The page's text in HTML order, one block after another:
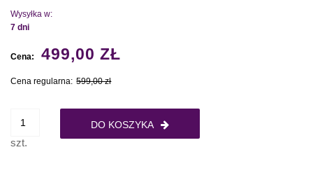
Wysyłka w:
7 dni
Cena: 499,00 ZŁ
Cena regularna: 599,00 zł
szt.
DO KOSZYKA